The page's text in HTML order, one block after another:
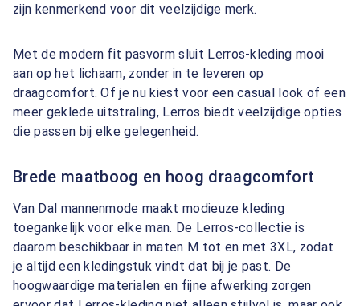
zijn kenmerkend voor dit veelzijdige merk.
Met de modern fit pasvorm sluit Lerros-kleding mooi
aan op het lichaam, zonder in te leveren op
draagcomfort. Of je nu kiest voor een casual look of een
meer geklede uitstraling, Lerros biedt veelzijdige opties
die passen bij elke gelegenheid.
Brede maatboog en hoog draagcomfort
Van Dal mannenmode maakt modieuze kleding
toegankelijk voor elke man. De Lerros-collectie is
daarom beschikbaar in maten M tot en met 3XL, zodat
je altijd een kledingstuk vindt dat bij je past. De
hoogwaardige materialen en fijne afwerking zorgen